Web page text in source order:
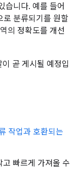
습니다. 예를 들어
로 분류되기를 원할
의 정확도를 개선
곧 게시될 예정입
작업과 호환되는
고 빠르게 가져올 수